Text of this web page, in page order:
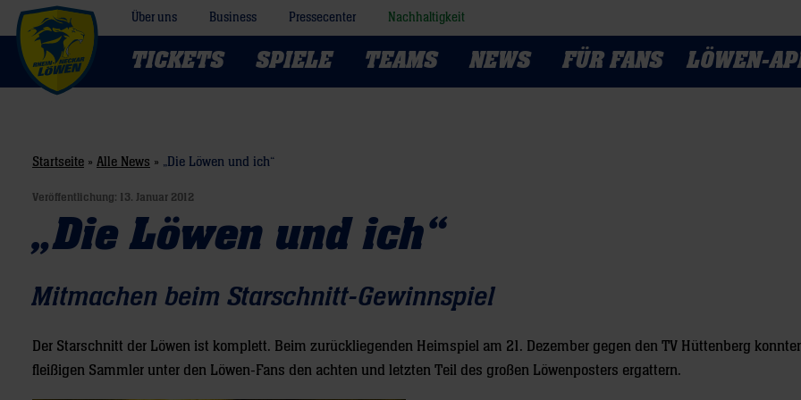
Über uns Business Pressecenter Nachhaltigkeit
TICKETS SPIELE TEAMS NEWS FÜR FANS LÖWEN-
Startseite » Alle News » „Die Löwen und ich“
Veröffentlichung: 13. Januar 2012
„Die Löwen und ich“
Mitmachen beim Starschnitt-Gewinnspiel
Der Starschnitt der Löwen ist komplett. Beim zurückliegenden Heimspiel am 21. Dezember gegen den TV Hüttenberg
fleißigen Sammler unter den Löwen-Fans den achten und letzten Teil des großen Löwenposters ergattern.